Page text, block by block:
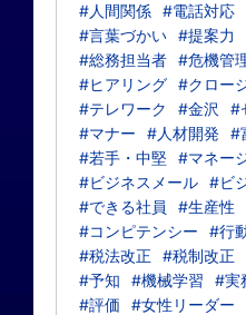
#人間関係 #電話対応
#言葉づかい #提案力
#総務担当者 #危機管
#ヒアリング #クロー
#テレワーク
#金沢
#
#マナー
#人材開発 #
#若手・中堅 #マネー
#ビジネスメール #ビ
#できる社員
#生産性
#コンピテンシー
#行
#税法改正
#税制改正
#予知
#機械学習 #実
#評価
#女性リーダー